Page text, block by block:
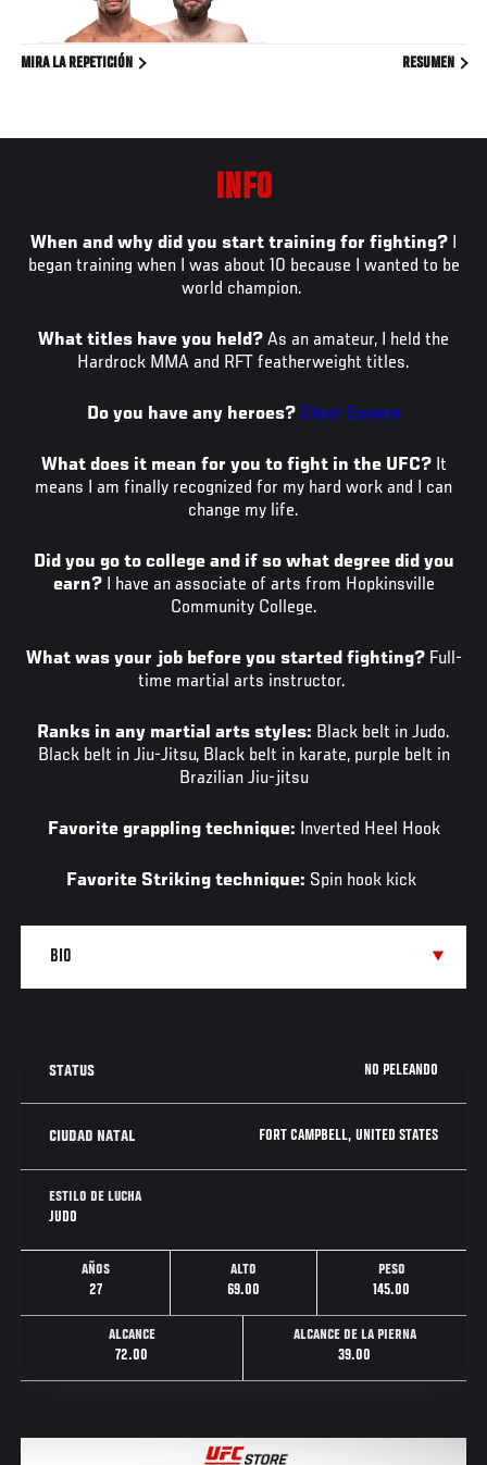
MIRA LA REPETICIÓN RESUMEN
INFO
When and why did you start training for fighting? I
began training when I was about 10 because I wanted to be
world champion.
What titles have you held? As an amateur, I held the
Hardrock MMA and RFT featherweight titles.
Do you have any heroes? Chael Sonnen
What does it mean for you to fight in the UFC? It
means I am finally recognized for my hard work and I can
change my life.
Did you go to college and if so what degree did you
earn? I have an associate of arts from Hopkinsville
Community College.
What was your job before you started fighting? Full-
time martial arts instructor.
Ranks in any martial arts styles: Black belt in Judo.
Black belt in Jiu-Jitsu, Black belt in karate, purple belt in
Brazilian Jiu-jitsu
Favorite grappling technique: Inverted Heel Hook
Favorite Striking technique: Spin hook kick
STATUS NO PELEANDO
CIUDAD NATAL FORT CAMPBELL, UNITED STATES
ESTILO DE LUCHA
JUDO
AÑOS
27
ALTO
69.00
PESO
145.00
ALCANCE
72.00
ALCANCE DE LA PIERNA
39.00